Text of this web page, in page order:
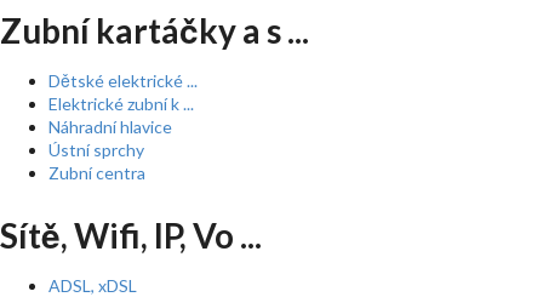
Zubní kartáčky a s ...
Dětské elektrické ...
Elektrické zubní k ...
Náhradní hlavice
Ústní sprchy
Zubní centra
Sítě, Wifi, IP, Vo ...
ADSL, xDSL